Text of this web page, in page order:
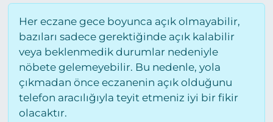
Her eczane gece boyunca açık olmayabilir,
bazıları sadece gerektiğinde açık kalabilir
veya beklenmedik durumlar nedeniyle
nöbete gelemeyebilir. Bu nedenle, yola
çıkmadan önce eczanenin açık olduğunu
telefon aracılığıyla teyit etmeniz iyi bir fikir
olacaktır.